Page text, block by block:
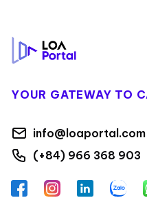
YOUR GATEWAY TO
info@loaportal.com
(+84) 966 368 903
FacebookInstagramLinkedInZalo